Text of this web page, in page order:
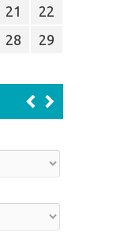
21
22
28
29